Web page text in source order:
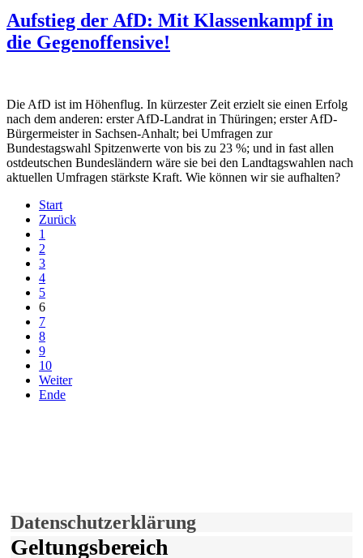
Aufstieg der AfD: Mit Klassenkampf in
die Gegenoffensive!
Die AfD ist im Höhenflug. In kürzester Zeit erzielt sie einen Erfolg
nach dem anderen: erster AfD-Landrat in Thüringen; erster AfD-
Bürgermeister in Sachsen-Anhalt; bei Umfragen zur
Bundestagswahl Spitzenwerte von bis zu 23 %; und in fast allen
ostdeutschen Bundesländern wäre sie bei den Landtagswahlen nach
aktuellen Umfragen stärkste Kraft. Wie können wir sie aufhalten?
Start
Zurück
1
2
3
4
5
6
7
8
9
10
Weiter
Ende
Datenschutzerklärung
Geltungsbereich